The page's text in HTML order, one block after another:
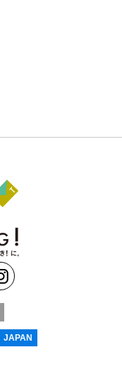
JAPAN